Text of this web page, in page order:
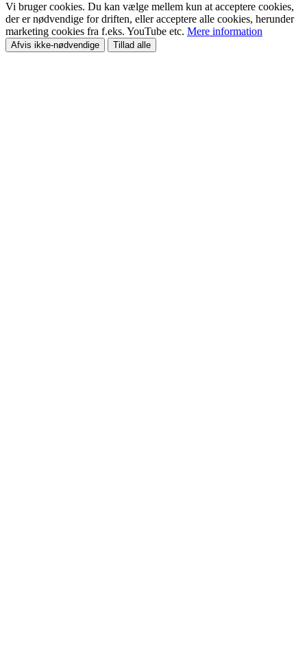
Vi bruger cookies. Du kan vælge mellem kun at acceptere cookies,
der er nødvendige for driften, eller acceptere alle cookies, herunder
marketing cookies fra f.eks. YouTube etc. Mere information
Afvis ikke-nødvendige Tillad alle